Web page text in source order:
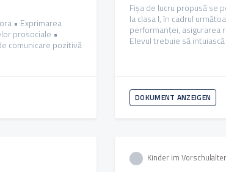
• Exprimarea
prosociale •
comunicare pozitivă
Fișa de lucru propusă se
la clasa I, în cadrul
performanței, asigurarea
Elevul trebuie să
DOKUMENT ANZEIGEN
Kinder im Vorschulalter